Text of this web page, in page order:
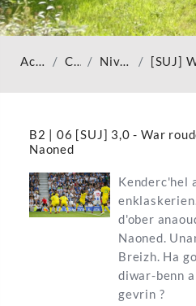
Accueil Cours Niveau B2
B2 | 06 [SUJ] 3,0 - War
Naoned
Kenderc'hel
d'ober
Naoned.
Breizh. Ha
diwar-benn
gevrin ?